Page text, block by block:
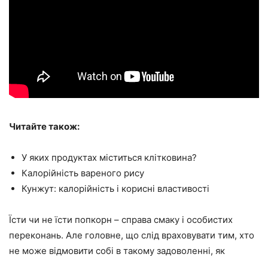
Читайте також:
У яких продуктах міститься клітковина?
Калорійність вареного рису
Кунжут: калорійність і корисні властивості
Їсти чи не їсти попкорн – справа смаку і особистих
переконань. Але головне, що слід враховувати тим, хто
не може відмовити собі в такому задоволенні, як